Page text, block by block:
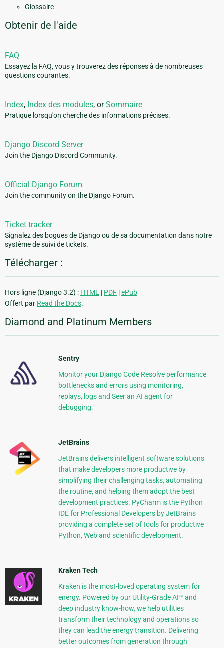
Glossaire
Obtenir de l'aide
FAQ
Essayez la FAQ, vous y trouverez des réponses à de nombreuses
questions courantes.
Index, Index des modules, orSommaire
Pratique lorsqu'on cherche des informations précises.
Django Discord Server
Join the Django Discord Community.
Official Django Forum
Join the community on the Django Forum.
Ticket tracker
Signalez des bogues de Django ou de sa documentation dans notre
système de suivi de tickets.
Télécharger :
Hors ligne (Django 3.2) : HTML | PDF |ePub
Offert par Read the Docs.
Diamond and Platinum Members
Sentry
Monitor your Django Code Resolve performance
bottlenecks and errors using monitoring,
replays, logs and Seer an AI agent for
debugging.
JetBrains
JetBrains delivers intelligent software solutions
that make developers more productive by
simplifying their challenging tasks, automating
the routine, and helping them adopt the best
development practices. PyCharm is the Python
IDE for Professional Developers by JetBrains
providing a complete set of tools for productive
Python, Web and scientific development.
Kraken Tech
Kraken is the most-loved operating system for
energy. Powered by our Utility-Grade AI™ and
deep industry know-how, we help utilities
transform their technology and operations so
they can lead the energy transition. Delivering
better outcomes from generation through